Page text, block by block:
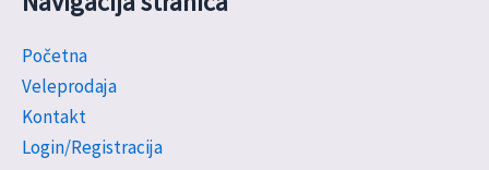
Početna
Veleprodaja
Kontakt
Login/Registracija